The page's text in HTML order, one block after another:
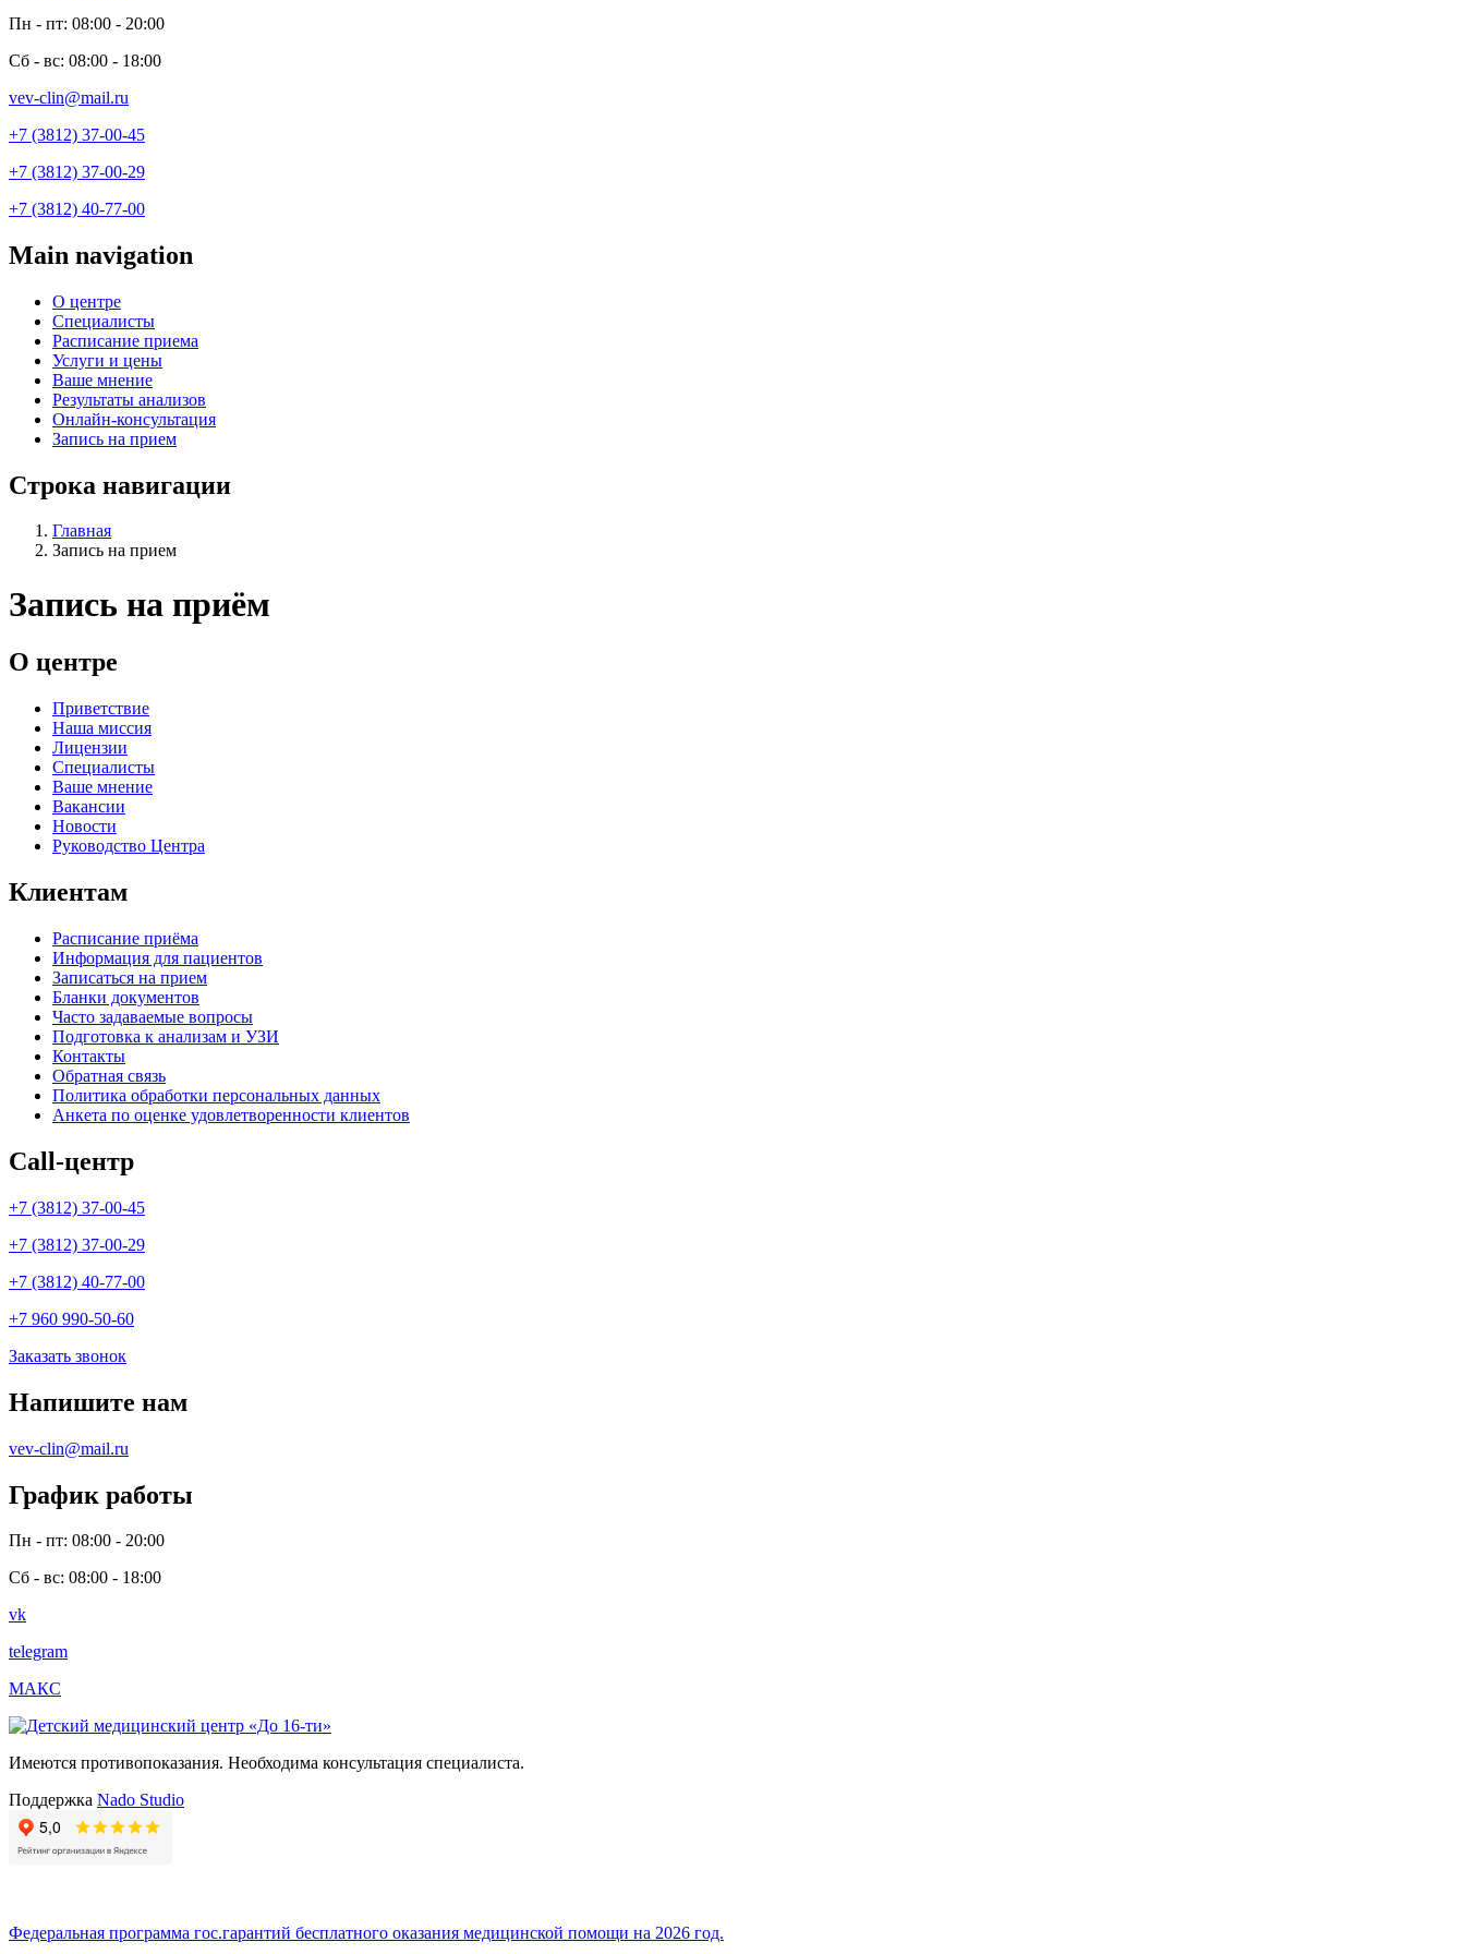
Пн - пт: 08:00 - 20:00
Сб - вс: 08:00 - 18:00
vev-clin@mail.ru
+7 (3812) 37-00-45
+7 (3812) 37-00-29
+7 (3812) 40-77-00
Main navigation
О центре
Специалисты
Расписание приема
Услуги и цены
Ваше мнение
Результаты анализов
Онлайн-консультация
Запись на прием
Строка навигации
Главная
Запись на прием
Запись на приём
О центре
Приветствие
Наша миссия
Лицензии
Специалисты
Ваше мнение
Вакансии
Новости
Руководство Центра
Клиентам
Расписание приёма
Информация для пациентов
Записаться на прием
Бланки документов
Часто задаваемые вопросы
Подготовка к анализам и УЗИ
Контакты
Обратная связь
Политика обработки персональных данных
Анкета по оценке удовлетворенности клиентов
Call-центр
+7 (3812) 37-00-45
+7 (3812) 37-00-29
+7 (3812) 40-77-00
+7 960 990-50-60
Заказать звонок
Напишите нам
vev-clin@mail.ru
График работы
Пн - пт: 08:00 - 20:00
Сб - вс: 08:00 - 18:00
vk
telegram
МАКС
Имеются противопоказания. Необходима консультация специалиста.
Поддержка Nado Studio
Федеральная программа гос.гарантий бесплатного оказания медицинской помощи на 2026 год.